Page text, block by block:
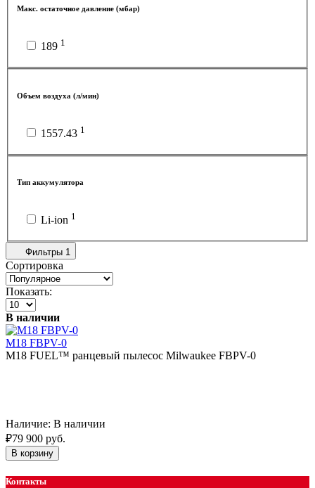
Макс. остаточное давление (мбар)
189 1
Объем воздуха (л/мин)
1557.43 1
Тип аккумулятора
Li-ion 1
Фильтры 1
Сортировка
Показать:
В наличии
M18 FBPV-0
M18 FUEL™ ранцевый пылесос Milwaukee FBPV-0
Наличие: В наличии
₽79 900 руб.
В корзину
Контакты